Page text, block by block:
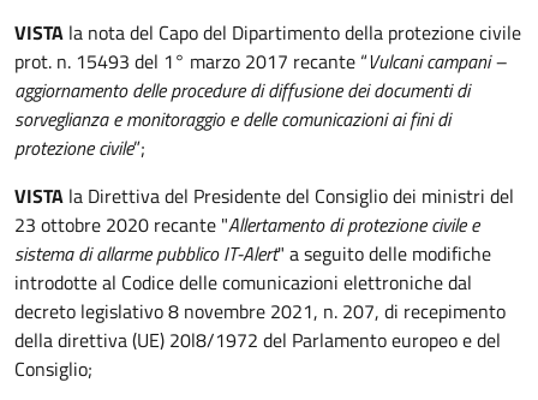
VISTA la nota del Capo del Dipartimento della protezione civile
prot. n. 15493 del 1° marzo 2017 recante “Vulcani campani –
aggiornamento delle procedure di diffusione dei documenti di
sorveglianza e monitoraggio e delle comunicazioni ai fini di
protezione civile”;
VISTA la Direttiva del Presidente del Consiglio dei ministri del
23 ottobre 2020 recante "Allertamento di protezione civile e
sistema di allarme pubblico IT-Alert" a seguito delle modifiche
introdotte al Codice delle comunicazioni elettroniche dal
decreto legislativo 8 novembre 2021, n. 207, di recepimento
della direttiva (UE) 20l8/1972 del Parlamento europeo e del
Consiglio;